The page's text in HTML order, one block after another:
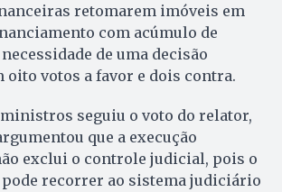
retomarem imóveis em
com acúmulo de
de uma decisão
oito votos a favor e dois contra.
seguiu o voto do relator,
que a execução
exclui o controle judicial, pois o
pode recorrer ao sistema judiciário